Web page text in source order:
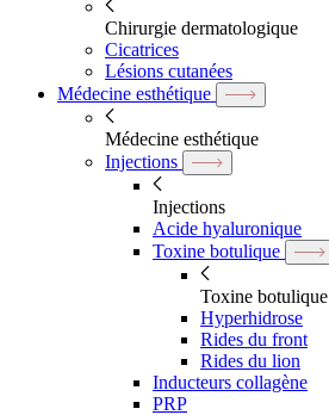
Chirurgie dermatologique
Cicatrices
Lésions cutanées
Médecine esthétique
Médecine esthétique
Injections
Injections
Acide hyaluronique
Toxine botulique
Toxine botulique
Hyperhidrose
Rides du front
Rides du lion
Inducteurs collagène
PRP